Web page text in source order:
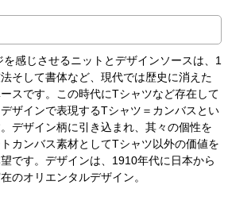
感じさせるニットとデザインソースは、1
そして書体など、現代では歴史に消えた
スです。この時代にTシャツなど存在して
ザインで表現するTシャツ＝カンバスとい
デザイン柄に引き込まれ、其々の個性を
カンバス素材としてTシャツ以外の価値を
です。デザインは、1910年代に日本から
のオリエンタルデザイン。